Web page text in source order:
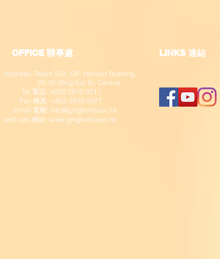
OFFICE 辦事處
Address: Room 503, 5/F, Harvest Building,
29-35 Wing Kut St, Central
Tel 電話: +852 2810 9211
Fax 傳真: +852 2810 9377
​ Email 電郵: info@gingkohouse.hk
web site 網址: www.gingkohouse.hk
​LINKS 連結